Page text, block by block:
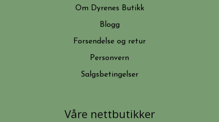
Om Dyrenes Butikk
Blogg
Forsendelse og retur
Personvern
Salgsbetingelser
Våre nettbutikker